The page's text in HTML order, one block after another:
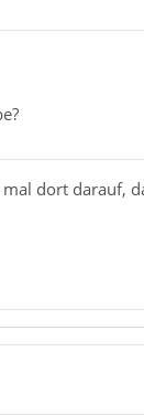
dort darauf,